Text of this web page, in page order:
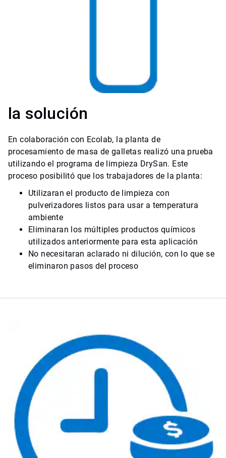
la solución
En colaboración con Ecolab, la planta de
procesamiento de masa de galletas realizó una prueba
utilizando el programa de limpieza DrySan. Este
proceso posibilitó que los trabajadores de la planta:
Utilizaran el producto de limpieza con
pulverizadores listos para usar a temperatura
ambiente
Eliminaran los múltiples productos químicos
utilizados anteriormente para esta aplicación
No necesitaran aclarado ni dilución, con lo que se
eliminaron pasos del proceso